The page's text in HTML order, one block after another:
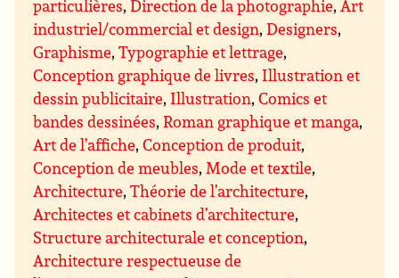
particulières,Direction de la photographie,Art
industriel/commercial et design,Designers,
Graphisme,Typographie et lettrage,
Conception graphique de livres, Illustration et
dessin publicitaire, Illustration,Comics et
bandes dessinées,Roman graphique et manga,
Art de l’affiche,Conception de produit,
Conception de meubles,Mode et textile,
Architecture,Théorie de l’architecture,
Architectes et cabinets d’architecture,
Structure architecturale et conception,
Architecture respectueuse de